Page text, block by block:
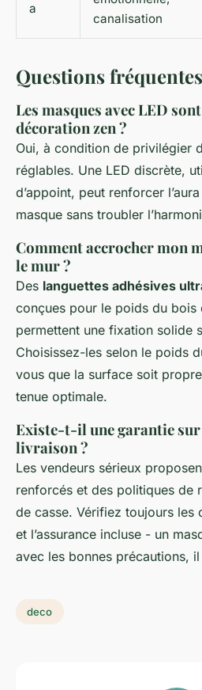
a
canalisation
Questions fréquentes
Les masques avec LED
décoration zen ?
Oui, à condition de privilégier
réglables. Une LED discrète,
d’appoint, peut renforcer
masque sans troubler
Comment accrocher mon
le mur ?
Des languettes adhésives
conçues pour le poids du bois
permettent une fixation solide
Choisissez-les selon le poids
vous que la surface soit
tenue optimale.
Existe-t-il une garantie sur
livraison ?
Les vendeurs sérieux
renforcés et des politiques de
de casse. Vérifiez toujours les
et l’assurance incluse - un
avec les bonnes précautions,
deco